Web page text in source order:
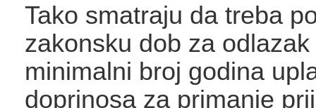
Tako smatraju da treba
zakonsku dob za
minimalni broj godina
doprinosa za primanje